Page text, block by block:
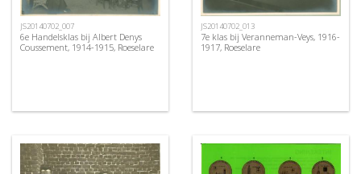
JS20140702_007
6e Handelsklas bij Albert Denys
Coussement, 1914-1915, Roeselare
JS20140702_013
7e klas bij Veranneman-Veys, 1916-
1917, Roeselare